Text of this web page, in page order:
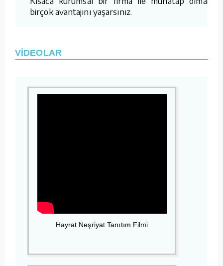
birçok avantajını yaşarsınız.
VİDEOLAR
Hayrat Neşriyat Tanıtım Filmi